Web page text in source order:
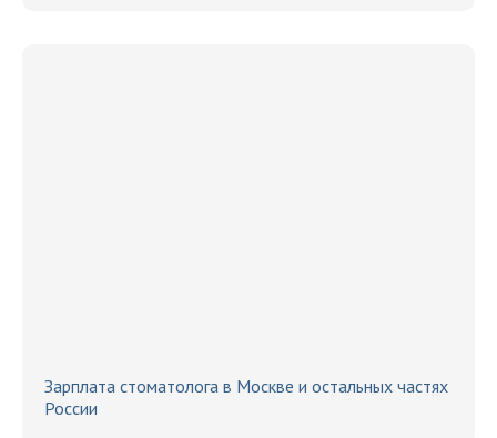
Зарплата стоматолога в Москве и остальных частях
России